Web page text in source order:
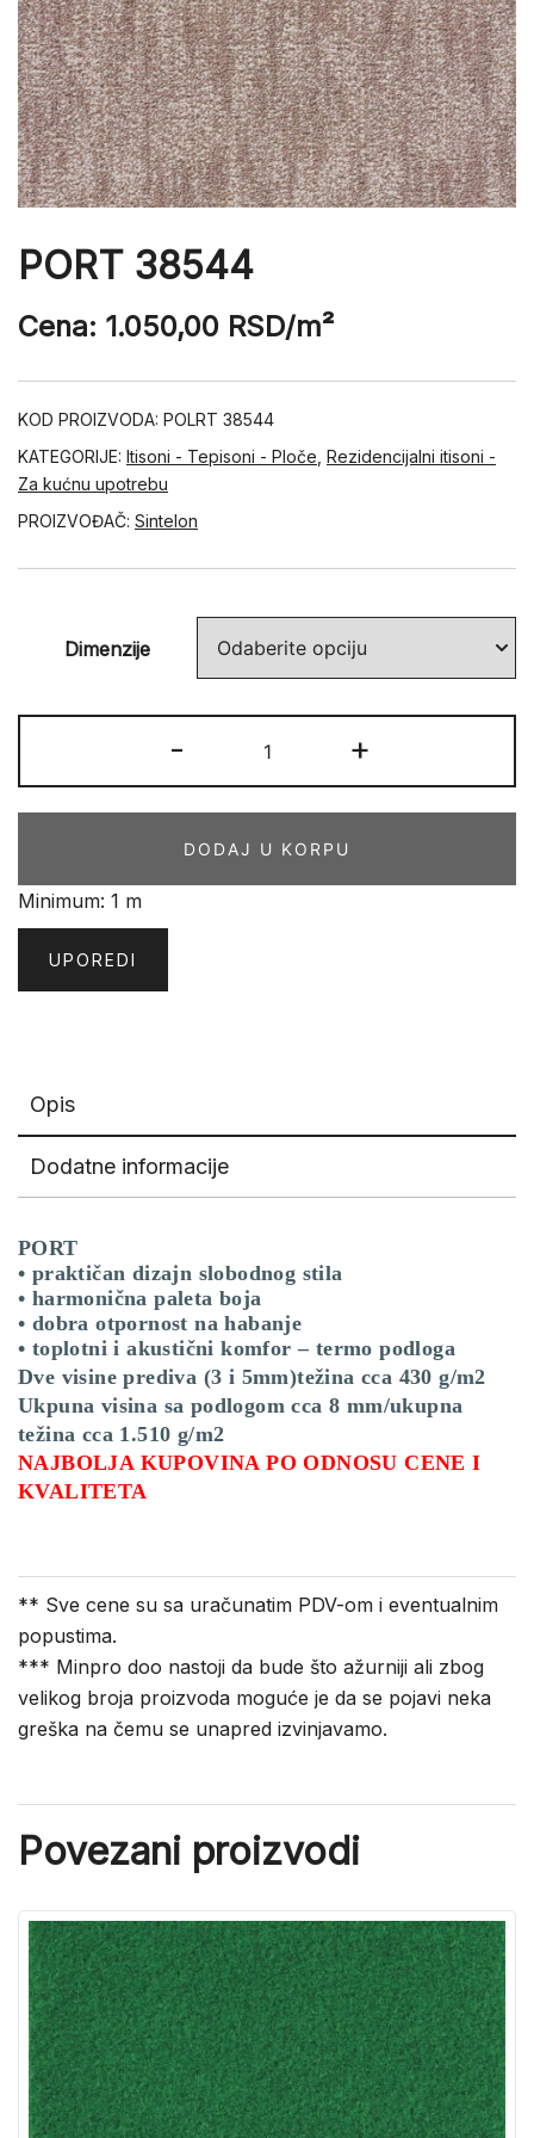
PORT 38544
Cena: 1.050,00 RSD/m²
KOD PROIZVODA: POLRT 38544
KATEGORIJE: Itisoni - Tepisoni - Ploče Rezidencijalni itisoni -
Za kućnu upotrebu
PROIZVOĐAČ: Sintelon
Dimenzije
-
38544
količina
+
DODAJ U KORPU
Minimum: 1 m
UPOREDI
Opis
Dodatne informacije
PORT
• praktičan dizajn slobodnog stila
• harmonična paleta boja
• dobra otpornost na habanje
• toplotni i akustični komfor – termo podloga
Dve visine prediva (3 i 5mm)težina cca 430 g/m2
Ukpuna visina sa podlogom cca 8 mm/ukupna
težina cca 1.510 g/m2
NAJBOLJA KUPOVINA PO ODNOSU CENE I
KVALITETA
** Sve cene su sa uračunatim PDV-om i eventualnim
popustima.
*** Minpro doo nastoji da bude što ažurniji ali zbog
velikog broja proizvoda moguće je da se pojavi neka
greška na čemu se unapred izvinjavamo.
Povezani proizvodi